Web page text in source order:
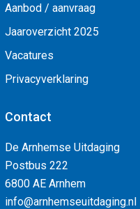
Aanbod / aanvraag
Jaaroverzicht 2025
Vacatures
Privacyverklaring
Contact
De Arnhemse Uitdaging
Postbus 222
6800 AE Arnhem
info@arnhemseuitdaging.nl